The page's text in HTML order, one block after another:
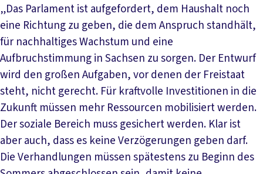
„Das Parlament ist aufgefordert, dem Haushalt noch
eine Richtung zu geben, die dem Anspruch standhält,
für nachhaltiges Wachstum und eine
Aufbruchstimmung in Sachsen zu sorgen. Der Entwurf
wird den großen Aufgaben, vor denen der Freistaat
steht, nicht gerecht. Für kraftvolle Investitionen in die
Zukunft müssen mehr Ressourcen mobilisiert werden.
Der soziale Bereich muss gesichert werden. Klar ist
aber auch, dass es keine Verzögerungen geben darf.
Die Verhandlungen müssen spätestens zu Beginn des